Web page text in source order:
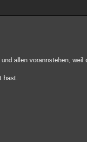
allen vorannstehen, weil
hast.